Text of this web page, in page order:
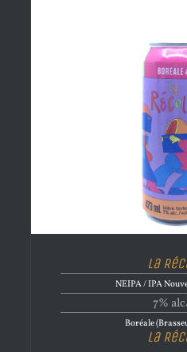
La
NEIPA / IPA
7%
Boréale
La